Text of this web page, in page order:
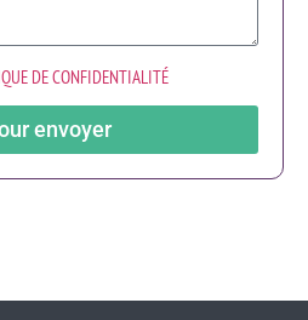
DE CONFIDENTIALITÉ
envoyer